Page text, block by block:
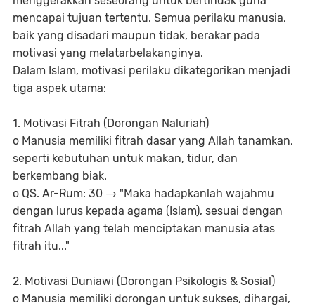
mencapai tujuan tertentu. Semua perilaku manusia,
baik yang disadari maupun tidak, berakar pada
motivasi yang melatarbelakanginya.
Dalam Islam, motivasi perilaku dikategorikan menjadi
tiga aspek utama:
1. Motivasi Fitrah (Dorongan Naluriah)
o Manusia memiliki fitrah dasar yang Allah tanamkan,
seperti kebutuhan untuk makan, tidur, dan
berkembang biak.
o QS. Ar-Rum: 30 → "Maka hadapkanlah wajahmu
dengan lurus kepada agama (Islam), sesuai dengan
fitrah Allah yang telah menciptakan manusia atas
fitrah itu..."
2. Motivasi Duniawi (Dorongan Psikologis & Sosial)
o Manusia memiliki dorongan untuk sukses, dihargai,